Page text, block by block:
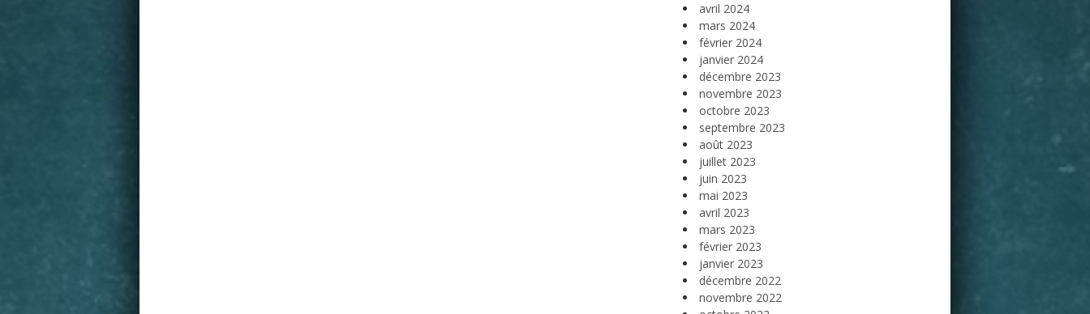
avril 2024
mars 2024
février 2024
janvier 2024
décembre 2023
novembre 2023
octobre 2023
septembre 2023
août 2023
juillet 2023
juin 2023
mai 2023
avril 2023
mars 2023
février 2023
janvier 2023
décembre 2022
novembre 2022